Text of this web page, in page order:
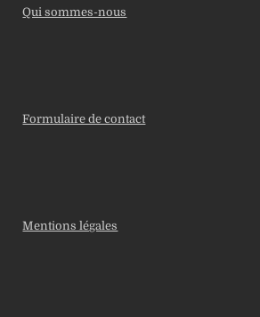
Qui sommes-nous
Formulaire de contact
Mentions légales